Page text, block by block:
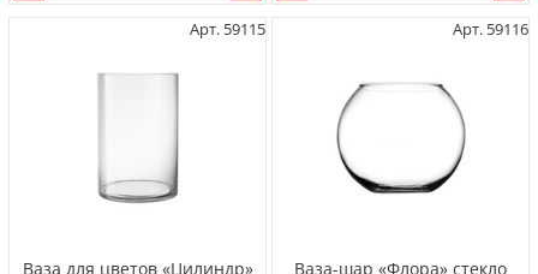
Арт. 59115
Ваза для цветов «Цилиндр»
Арт. 59116
Ваза-шар «Флора» стекло